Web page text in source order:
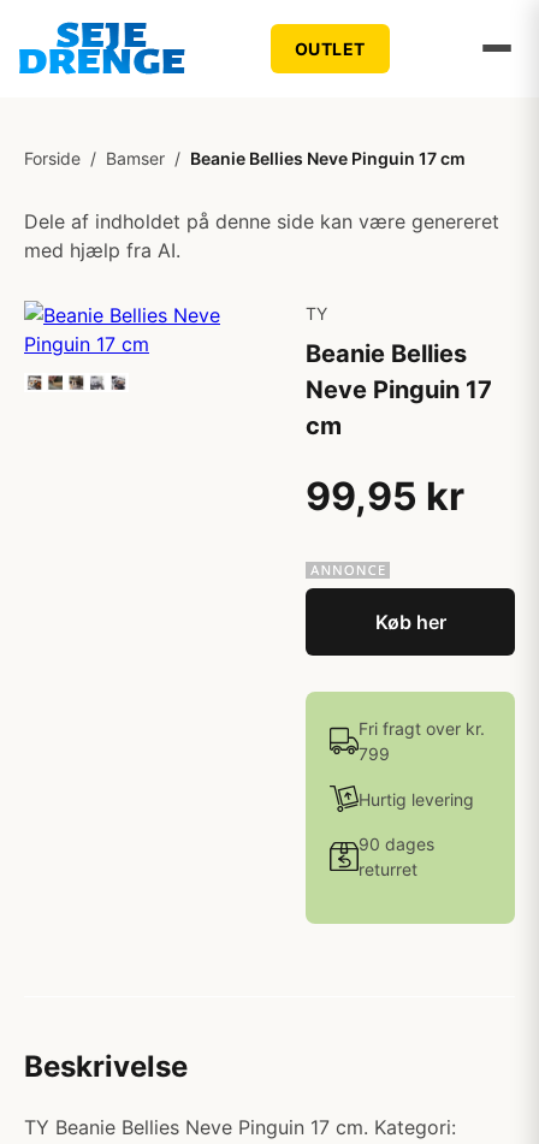
OUTLET
Forside / Bamser / Beanie Bellies Neve Pinguin 17 cm
Dele af indholdet på denne side kan være genereret
med hjælp fra AI.
TY
Beanie Bellies
Neve Pinguin 17
cm
99,95 kr
Køb her
Fri fragt over kr.
799
Hurtig levering
90 dages
returret
Beskrivelse
TY Beanie Bellies Neve Pinguin 17 cm. Kategori: